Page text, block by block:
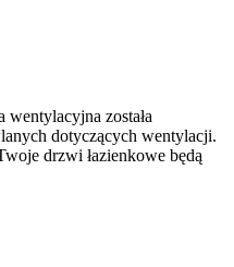
została
dotyczących wentylacji.
drzwi łazienkowe będą